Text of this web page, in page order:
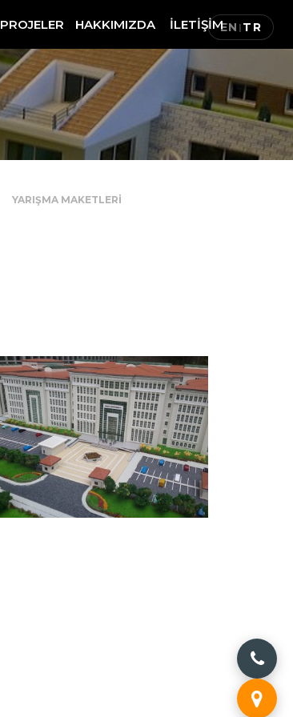
PROJELER HAKKIMIZDA İLETİŞİMEN | TR
YARIŞMA MAKETLERİ